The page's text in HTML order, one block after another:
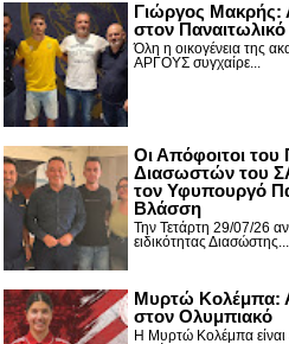
Γιώργος Μακρής:
στον Παναιτωλικό
Όλη η οικογένεια της
ΑΡΓΟΥΣ συγχαίρε...
Οι Απόφοιτοι του
Διασωστών του
τον Υφυπουργό
Βλάσση
Την Τετάρτη 29/07/26
ειδικότητας Διασώστης...
Μυρτώ Κολέμπα:
στον Ολυμπιακό
Η Μυρτώ Κολέμπα είναι